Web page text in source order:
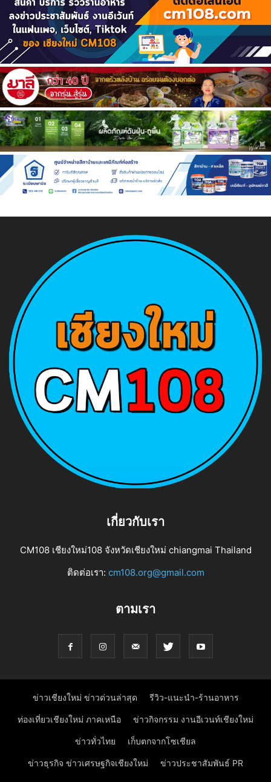
เกี่ยวกับเรา
CM108 เชียงใหม่108 จังหวัดเชียงใหม่ chiangmai Thailand
ติดต่อเรา: cm108.org@gmail.com
ตามเรา
ข่าวเชียงใหม่ ข่าวด่วนล่าสุด รีวิว-แนะนำ-ร้านอาหาร
ท่องเที่ยวเชียงใหม่ ภาคเหนือ ข่าวกิจกรรม งานอีเวนท์เชียงใหม่
ข่าวทั่วไทย เก็บตกจากโซเชียล
ข่าวธุรกิจ ข่าวเศรษฐกิจเชียงใหม่ ข่าวประชาสัมพันธ์ PR